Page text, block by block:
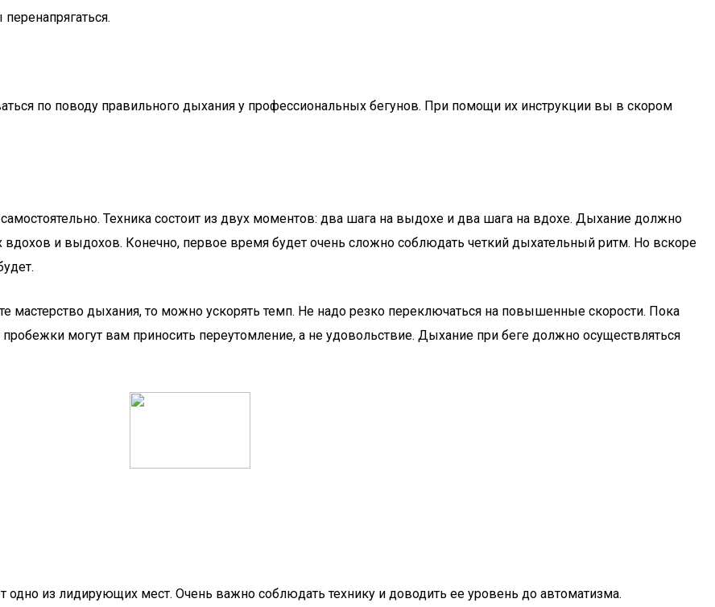
по поводу правильного дыхания у профессиональных бегунов. При помощи их инструкции вы в скором
Техника состоит из двух моментов: два шага на выдохе и два шага на вдохе. Дыхание должно
вдохов и выдохов. Конечно, первое время будет очень сложно соблюдать четкий дыхательный ритм. Но вскоре
мастерство дыхания, то можно ускорять темп. Не надо резко переключаться на повышенные скорости. Пока
могут вам приносить переутомление, а не удовольствие. Дыхание при беге должно осуществляться
из лидирующих мест. Очень важно соблюдать технику и доводить ее уровень до автоматизма.